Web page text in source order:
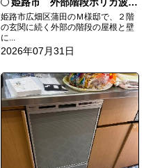
姫路市 外部階段ポリカ波板張替工事
姫路市広畑区蒲田のＭ様邸で、２階
の玄関に続く外部の階段の屋根と壁
に...
2026年07月31日